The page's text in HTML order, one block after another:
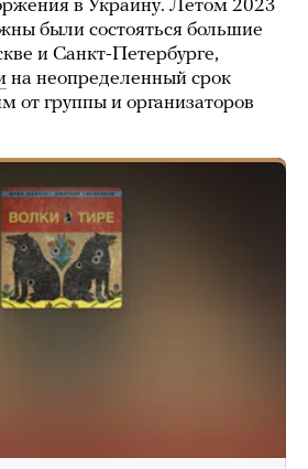
в Украину. Летом 2023
были состояться большие
и Санкт-Петербурге,
на неопределенный срок
от группы и организаторов